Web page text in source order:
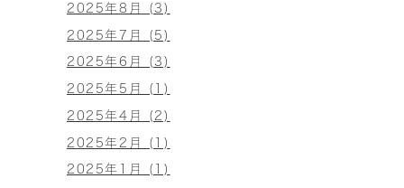
2025年8月 (3)
2025年7月 (5)
2025年6月 (3)
2025年5月 (1)
2025年4月 (2)
2025年2月 (1)
2025年1月 (1)